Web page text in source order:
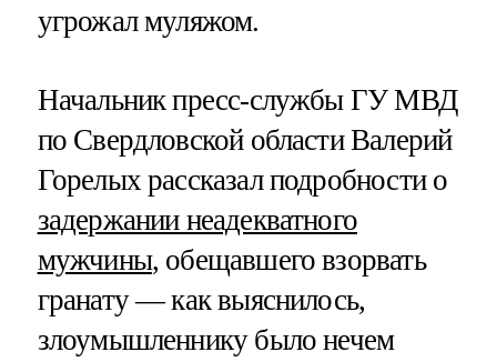
угрожал муляжом.
Начальник пресс-службы ГУ МВД
по Свердловской области Валерий
Горелых рассказал подробности о
задержании неадекватного
мужчины, обещавшего взорвать
гранату — как выяснилось,
злоумышленнику было нечем